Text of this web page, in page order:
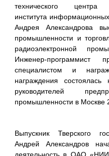
технического центра
института
Андрея Александрова
промышленности и
радиоэлектронной
Инженер-
специалистом и
награждения
руководителей
промышленности в Москве
Выпускник Тверского
Андрей Александров